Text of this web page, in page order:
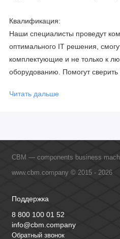
Квалификация:
Наши специалисты проведут
оптимального IT решения,
комплектующие и не только к
оборудованию. Помогут сверить
официальными
Читать дальше
CBM — components business
www.cbm.company © 2015 - 2026
Поддержка
8 800 100 01 52
info@cbm.company
Обратный звонок